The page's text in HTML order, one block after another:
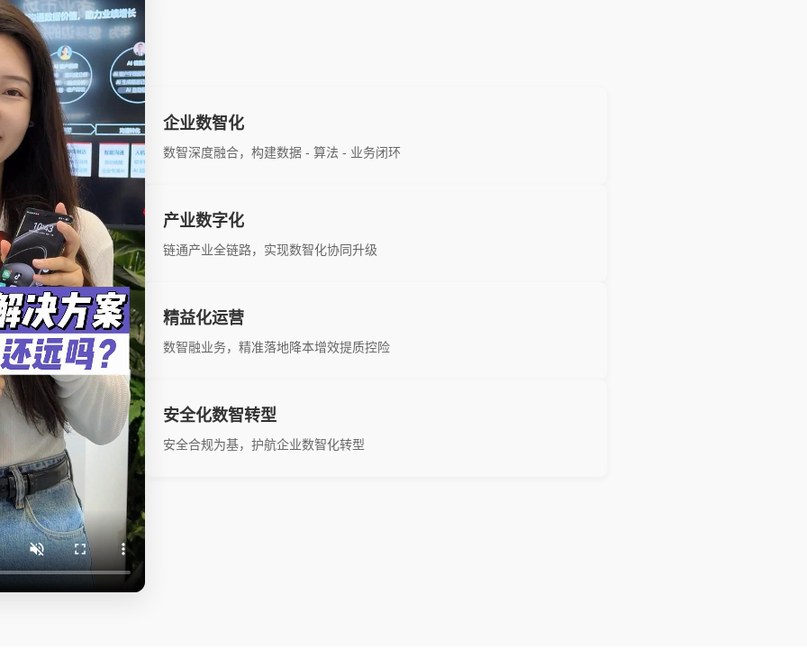
企业数智化
数智深度融合，构建数据 - 算法 - 业务闭环
产业数字化
链通产业全链路，实现数智化协同升级
精益化运营
数智融业务，精准落地降本增效提质控险
安全化数智转型
安全合规为基，护航企业数智化转型